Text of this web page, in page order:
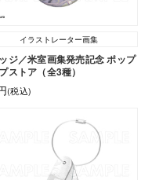
イラストレーター画集
ジ／米室画集発売記念 ポップ
ストア（全3種）
(税込)